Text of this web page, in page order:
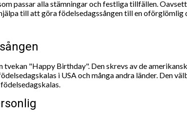
passar alla stämningar och festliga tillfällen.
till att göra födelsedagssången till en oförglömlig
tvekan "Happy Birthday". Den skrevs av de
i USA och många andra länder. Den